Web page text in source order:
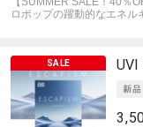
ロポップの躍動的なエネ
UVI